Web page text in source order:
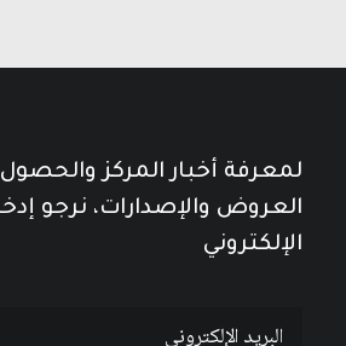
لمعرفة أخبار المركز
العروض والإصدارات، نرجو
الإلكتروني